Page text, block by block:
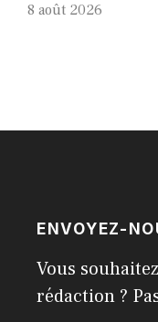
8 août 2026
ENVOYEZ-
Vous
rédaction ?